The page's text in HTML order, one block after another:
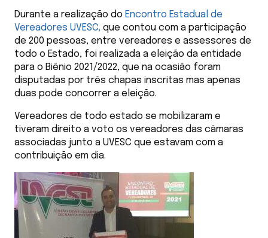
Durante a realização do Encontro Estadual de
Vereadores UVESC, que contou com a participação
de 200 pessoas, entre vereadores e assessores de
todo o Estado, foi realizada a eleição da entidade
para o Biênio 2021/2022, que na ocasião foram
disputadas por três chapas inscritas mas apenas
duas pode concorrer a eleição.
Vereadores de todo estado se mobilizaram e
tiveram direito a voto os vereadores das câmaras
associadas junto a UVESC que estavam com a
contribuição em dia.